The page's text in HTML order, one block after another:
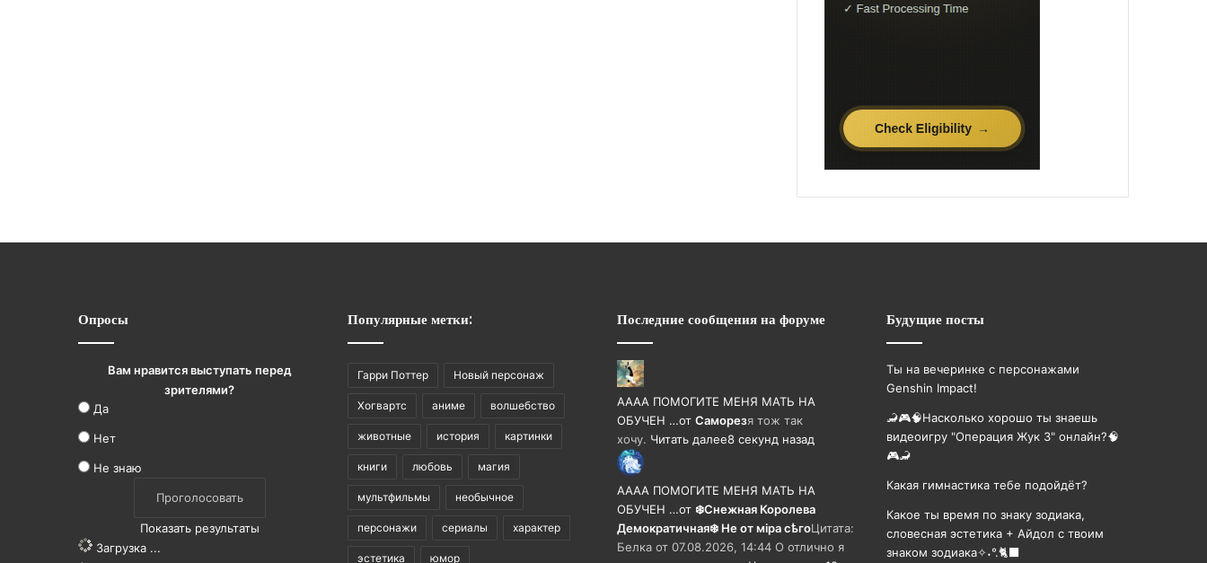
Опросы
Вам нравится выступать перед
зрителями?
Да
Нет
Не знаю
Показать результаты
Загрузка ...
Популярные метки:
Гарри Поттер Новый персонаж
Хогвартс аниме волшебство
животные история картинки
книги любовь магия
мультфильмы необычное
персонажи сериалы характер
эстетика юмор
Последние сообщения на форуме
АААА ПОМОГИТЕ МЕНЯ МАТЬ НА
ОБУЧЕН …от Саморезя тож так
хочу. Читать далее8 секунд назад
АААА ПОМОГИТЕ МЕНЯ МАТЬ НА
ОБУЧЕН …от ❄️Снежная Королева
Демократичная❄️ Не от мiра сѣгоЦитата:
Белка от 07.08.2026, 14:44 О отлично я
Будущие посты
Ты на вечеринке с персонажами
Genshin Impact!
🦂🎮🧠Насколько хорошо ты знаешь
видеоигру "Операция Жук 3" онлайн?🧠
🎮🦂
Какая гимнастика тебе подойдёт?
Какое ты время по знаку зодиака,
словесная эстетика + Айдол с твоим
знаком зодиака✧˖°.🐈‍⬛